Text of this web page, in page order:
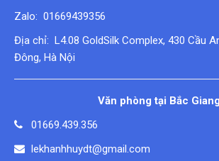
Zalo: 01669439356
Địa chỉ: L4.08 GoldSilk Complex, 430 Cầu
Đông, Hà Nội
Văn phòng tại Bắc Giang
01669.439.356
lekhanhhuydt@gmail.com